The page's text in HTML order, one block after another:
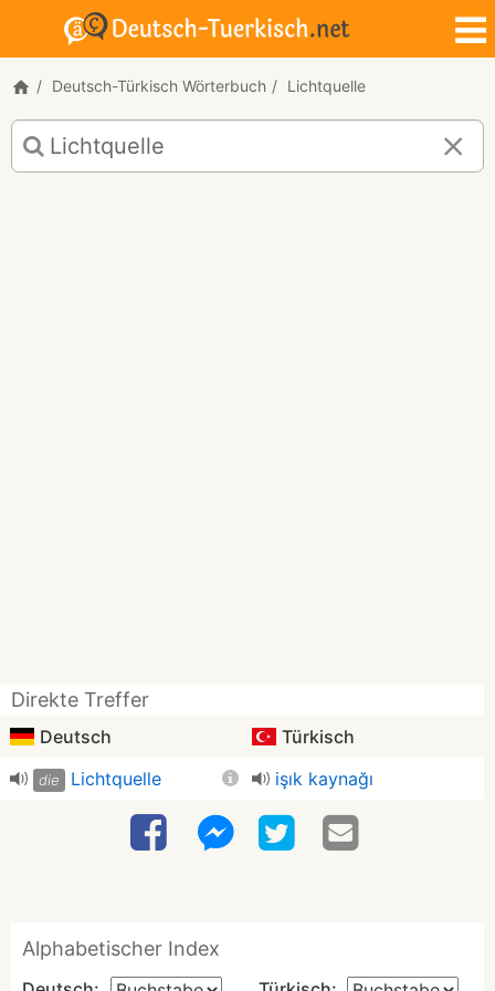
Deutsch-Türkisch Wörterbuch Lichtquelle
Deutsch-
Türkisch
Übersetzung
Direkte Treffer
Deutsch Türkisch
die Lichtquelle işık kaynağı
Alphabetischer Index